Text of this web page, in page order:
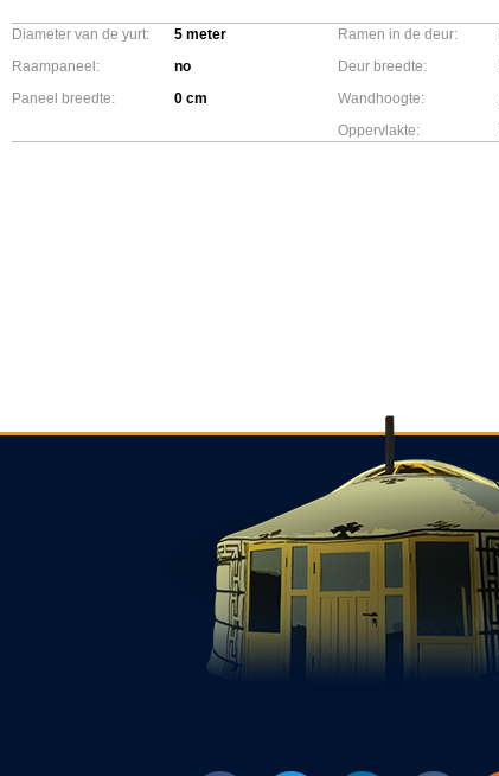
Diameter van de yurt:
Raampaneel:
Paneel breedte:
5 meter
no
0 cm
Ramen in de deur:
Deur breedte:
Wandhoogte:
Oppervlakte: